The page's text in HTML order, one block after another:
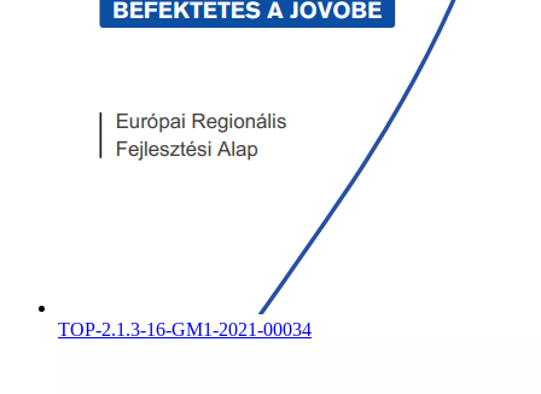
TOP-2.1.3-16-GM1-2021-00034